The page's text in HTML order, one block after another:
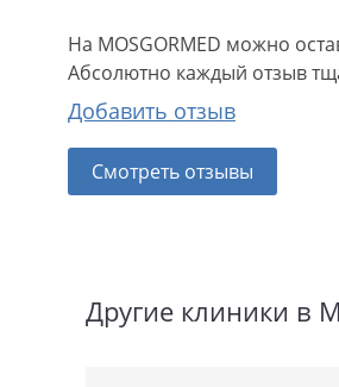
На MOSGORMED можно
Абсолютно каждый отзыв
Добавить отзыв
Смотреть отзывы
Другие клиники в